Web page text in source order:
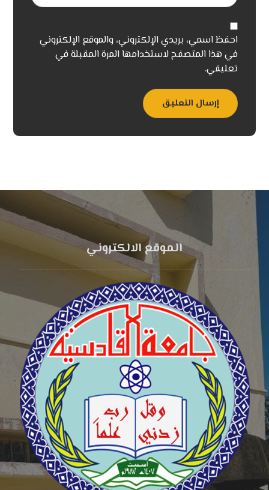
احفظ اسمي، بريدي الإلكتروني، والموقع الإلكتروني
في هذا المتصفح لاستخدامها المرة المقبلة في
تعليقي.
إرسال التعليق
الموقع الالكتروني